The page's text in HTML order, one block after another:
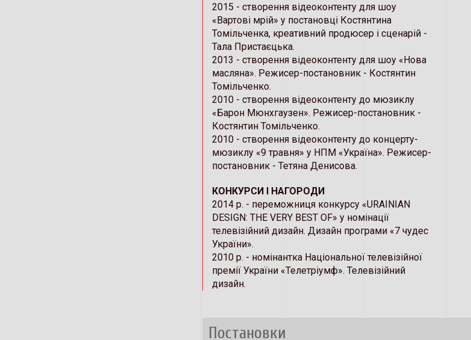
2015 - створення відеоконтенту для шоу
«Вартові мрій» у постановці Костянтина
Томільченка, креативний продюсер і сценарій -
Тала Пристаєцька.
2013 - створення відеоконтенту для шоу «Нова
масляна». Режисер-постановник - Костянтин
Томільченко.
2010 - створення відеоконтенту до мюзиклу
«Барон Мюнхгаузен». Режисер-постановник -
Костянтин Томільченко.
2010 - створення відеоконтенту до концерту-
мюзиклу «9 травня» у НПМ «Україна». Режисер-
постановник - Тетяна Денисова.
КОНКУРСИ І НАГОРОДИ
2014 р. - переможниця конкурсу «URAINIAN
DESIGN: THE VERY BEST OF» у номінації
телевізійний дизайн. Дизайн програми «7 чудес
України».
2010 р. - номінантка Національної телевізійної
премії України «Телетріумф». Телевізійний
дизайн.
Постановки